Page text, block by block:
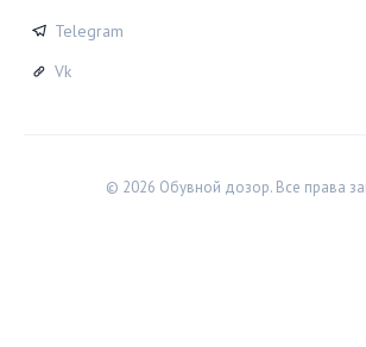
Telegram
Vk
© 2026 Обувной дозор. Все права